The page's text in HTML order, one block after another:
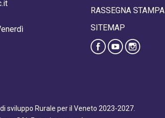
RASSEGNA STAMPA
SITEMAP
sviluppo Rurale per il Veneto 2023-2027.